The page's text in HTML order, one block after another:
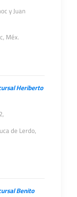
y Juan
Méx.
Heriberto
de Lerdo,
Benito